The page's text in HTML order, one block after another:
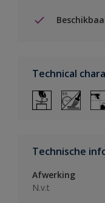
Technical
Technische
Afwerking
N.v.t